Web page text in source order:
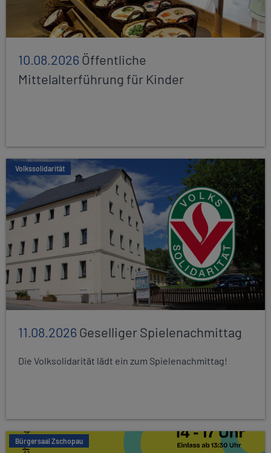
10.08.2026Öffentliche
Mittelalterführung für Kinder
Volkssolidarität
11.08.2026Geselliger Spielenachmittag
Die Volksolidarität lädt ein zum Spielenachmittag!
Bürgersaal Zschopau